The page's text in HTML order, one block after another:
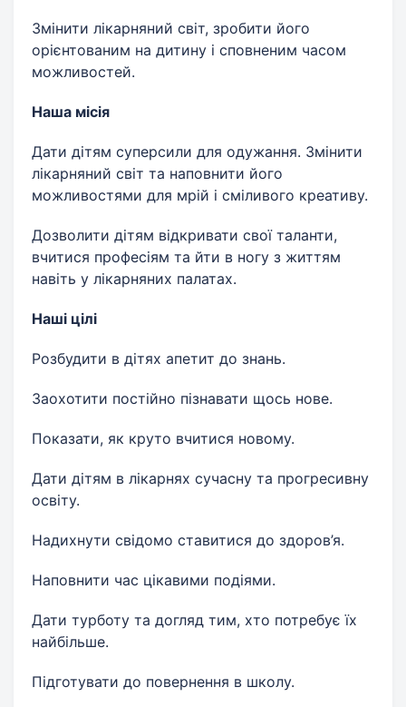
Змінити лікарняний світ, зробити його
орієнтованим на дитину і сповненим часом
можливостей.
Наша місія
Дати дітям суперсили для одужання. Змінити
лікарняний світ та наповнити його
можливостями для мрій і сміливого креативу.
Дозволити дітям відкривати свої таланти,
вчитися професіям та йти в ногу з життям
навіть у лікарняних палатах.
Наші цілі
Розбудити в дітях апетит до знань.
Заохотити постійно пізнавати щось нове.
Показати, як круто вчитися новому.
Дати дітям в лікарнях сучасну та прогресивну
освіту.
Надихнути свідомо ставитися до здоров’я.
Наповнити час цікавими подіями.
Дати турботу та догляд тим, хто потребує їх
найбільше.
Підготувати до повернення в школу.